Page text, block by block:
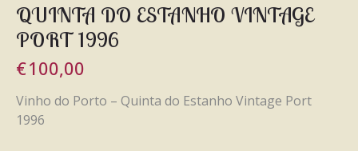
QUINTA DO ESTANHO VINTAGE
PORT 1996
€100,00
Vinho do Porto – Quinta do Estanho Vintage Port
1996